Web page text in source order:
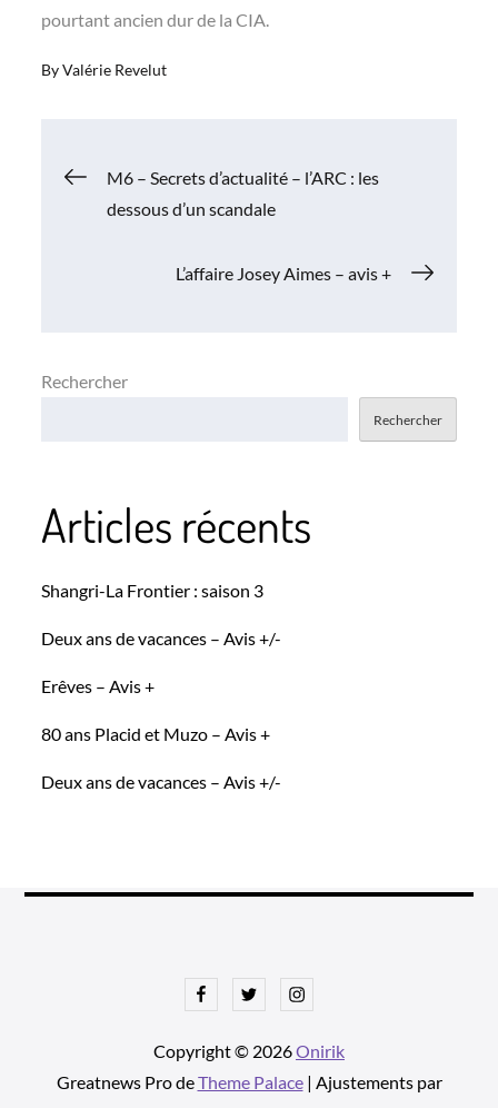
pourtant ancien dur de la CIA.
ByValérie Revelut
Navigation
M6 – Secrets d’actualité – l’ARC : les
dessous d’un scandale
L’affaire Josey Aimes – avis +
Rechercher
Rechercher
Articles récents
Shangri-La Frontier : saison 3
Deux ans de vacances – Avis +/-
Erêves – Avis +
80 ans Placid et Muzo – Avis +
Deux ans de vacances – Avis +/-
FacebookTwitterInstagram
Copyright © 2026Onirik
Greatnews Pro deTheme Palace| Ajustements par